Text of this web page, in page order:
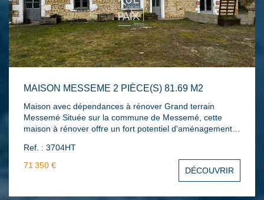
MAISON MESSEME 2 PIÈCE(S) 81.69 M2
Maison avec dépendances à rénover Grand terrain
Messemé Située sur la commune de Messemé, cette
maison à rénover offre un fort potentiel d'aménagement.
un projet de résidence principale qu'à un investissement.
Le bien comprend une maison d'habitation offrant,
cuisine, salon, une chambre et salle de bain
accompagnée de plusieurs dépendances, offrant de
nombreuses possibilités (stockage, atelier,
Ref. : 3704HT
71 350 €
DÉCOUVRIR